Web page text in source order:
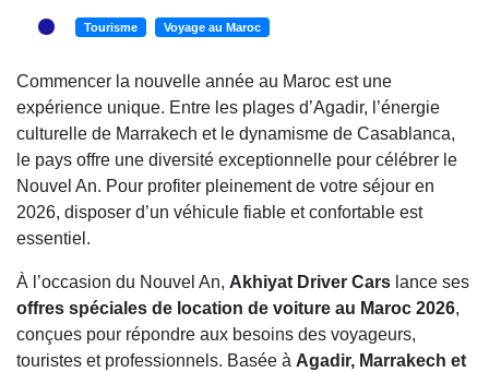
Tourisme Voyage au Maroc
Commencer la nouvelle année au Maroc est une
expérience unique. Entre les plages d’Agadir, l’énergie
culturelle de Marrakech et le dynamisme de Casablanca,
le pays offre une diversité exceptionnelle pour célébrer le
Nouvel An. Pour profiter pleinement de votre séjour en
2026, disposer d’un véhicule fiable et confortable est
essentiel.
À l’occasion du Nouvel An, Akhiyat Driver Cars lance ses
offres spéciales de location de voiture au Maroc 2026,
conçues pour répondre aux besoins des voyageurs,
touristes et professionnels. Basée à Agadir, Marrakech et